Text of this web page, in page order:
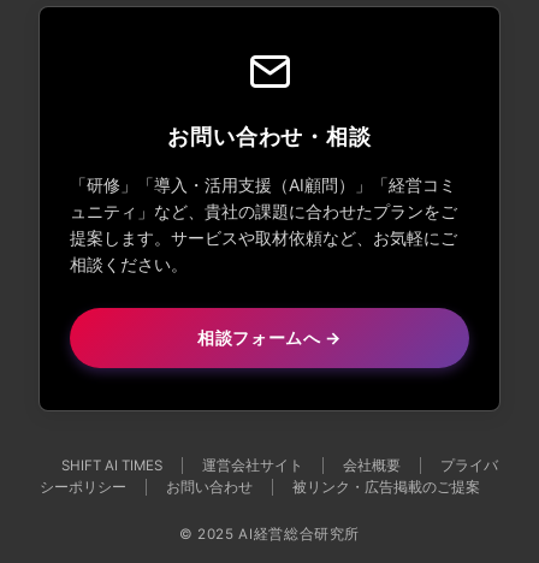
お問い合わせ・相談
「研修」「導入・活用支援（AI顧問）」「経営コミ
ュニティ」など、貴社の課題に合わせたプランをご
提案します。サービスや取材依頼など、お気軽にご
相談ください。
相談フォームへ →
SHIFT AI TIMES 運営会社サイト 会社概要
プライバ
シーポリシー
お問い合わせ 被リンク・広告掲載のご提案
© 2025AI経営総合研究所